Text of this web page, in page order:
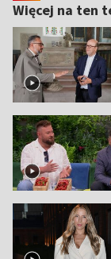
Więcej na ten